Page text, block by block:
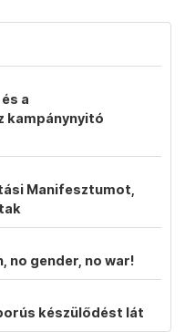
a
kampánynyitó
Manifesztumot,
no gender, no war!
készülődést lát